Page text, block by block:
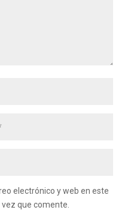
electrónico y web en este
que comente.